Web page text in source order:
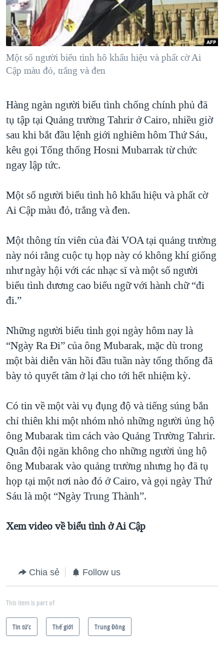
"Tìm"NGƯỜI VIỆT HẢI NGOẠI
ĐỜI SỐNG
KINH TẾ
KHOA HỌC
VĂN HOÁ
THỂ THAO
GIÁO DỤC
TẠI
HÀNH TRÌNH BẦU CỬ 2024
MỘT NĂM CHIẾN TRANH TẠI DẢI GAZA
GIẢI MÃ VÀNH ĐAI & CON ĐƯỜNG
NGÀY TỊ NẠN THẾ GIỚI
GROUND ZERO – XƯA VÀ NAY
CHI PHÍ CHIẾN TRANH AFGHANISTAN
CÁC GIÁ TRỊ CỘNG HÒA Ở VIỆT NAM
THƯỢNG ĐỈNH TRUMP-KIM TẠI VIỆT NAM
NGƯ DÂN VIỆT VÀ LÀN SÓNG TRỘM HẢI SÂM
QUAN HỆ VIỆT MỸ
VIDEO
NGHE
MẠNG XÃ HỘI
Ngôn ngữ khác
Một số người biểu tình hô khẩu hiệu và phất cờ Ai
Cập màu đỏ, trắng và đen
Hàng ngàn người biểu tình chống chính phủ đã
tụ tập tại Quảng trường Tahrir ở Cairo, nhiều giờ
sau khi bắt đầu lệnh giới nghiêm hôm Thứ Sáu,
kêu gọi Tổng thống Hosni Mubarrak từ chức
ngay lập tức.
Một số người biểu tình hô khẩu hiệu và phất cờ
Ai Cập màu đỏ, trắng và đen.
Một thông tín viên của đài VOA tại quảng trường
này nói rằng cuộc tụ họp này có không khí giống
như ngày hội với các nhạc sĩ và một số người
biểu tình dương cao biểu ngữ với hành chữ “đi
đi.”
Những người biểu tình gọi ngày hôm nay là
“Ngày Ra Đi” của ông Mubarak, mặc dù trong
một bài diễn văn hồi đầu tuần này tổng thống đã
bày tỏ quyết tâm ở lại cho tới hết nhiệm kỳ.
Có tin về một vài vụ đụng độ và tiếng súng bắn
chỉ thiên khi một nhóm nhỏ những người ủng hộ
ông Mubarak tìm cách vào Quảng Trường Tahrir.
Quân đội ngăn không cho những người ủng hộ
ông Mubarak vào quảng trường nhưng họ đã tụ
họp tại một nơi nào đó ở Cairo, và gọi ngày Thứ
Sáu là một “Ngày Trung Thành”.
Xem video về biểu tình ở Ai Cập
Chia sẻ Follow us
This item is part of
Tin tức Thế giới Trung Ðông